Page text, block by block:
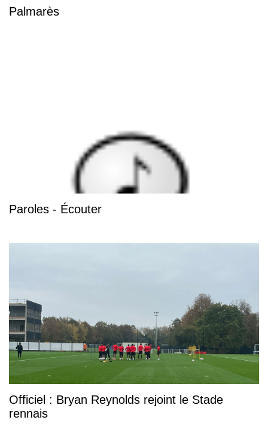
Palmarès
Paroles - Écouter
Officiel : Bryan Reynolds rejoint le Stade
rennais